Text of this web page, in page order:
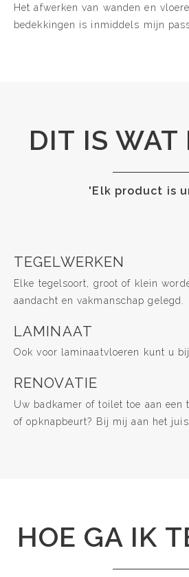
Het afwerken van wanden en
bedekkingen is inmiddels mijn
DIT IS WAT
'Elk product is
TEGELWERKEN
Elke tegelsoort, groot of klein
aandacht en vakmanschap gelegd.
LAMINAAT
Ook voor laminaatvloeren kunt u
RENOVATIE
Uw badkamer of toilet toe aan een
of opknapbeurt? Bij mij aan het
HOE GA IK